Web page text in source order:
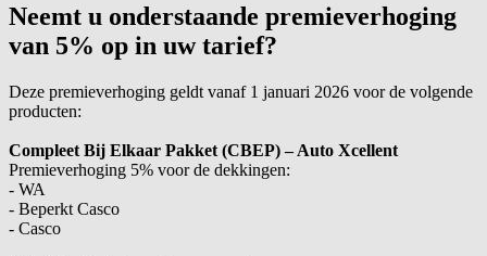
Neemt u onderstaande premieverhoging
van 5% op in uw tarief?
Deze premieverhoging geldt vanaf 1 januari 2026 voor de volgende
producten:
Compleet Bij Elkaar Pakket (CBEP)– Auto Xcellent
Premieverhoging 5% voor de dekkingen:
- WA
- Beperkt Casco
- Casco